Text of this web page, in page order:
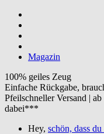
Magazin
100% geiles Zeug
Einfache Rückgabe,
Pfeilschneller Versand |
dabei***
Hey, schön, dass du